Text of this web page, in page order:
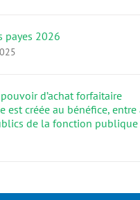
payes 2026
d’achat forfaitaire
est créée au bénéfice, entre
de la fonction publique